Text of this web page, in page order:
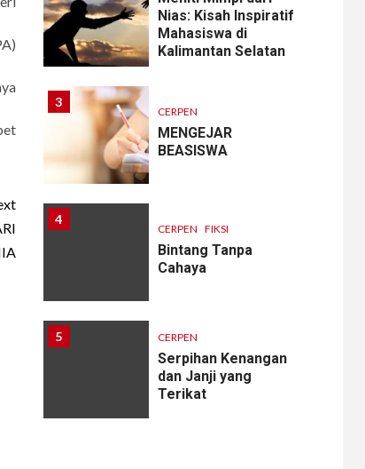
Nias: Kisah Inspiratif
Mahasiswa di
Kalimantan Selatan
3
CERPEN
MENGEJAR
BEASISWA
4
CERPEN FIKSI
Bintang Tanpa
Cahaya
5 CERPEN
Serpihan Kenangan
dan Janji yang
Terikat